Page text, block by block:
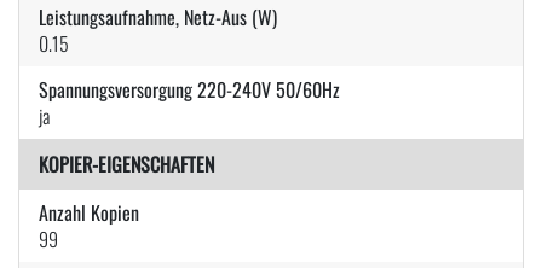
Leistungsaufnahme, Netz-Aus (W)
0.15
Spannungsversorgung 220-240V 50/60Hz
ja
KOPIER-EIGENSCHAFTEN
Anzahl Kopien
99